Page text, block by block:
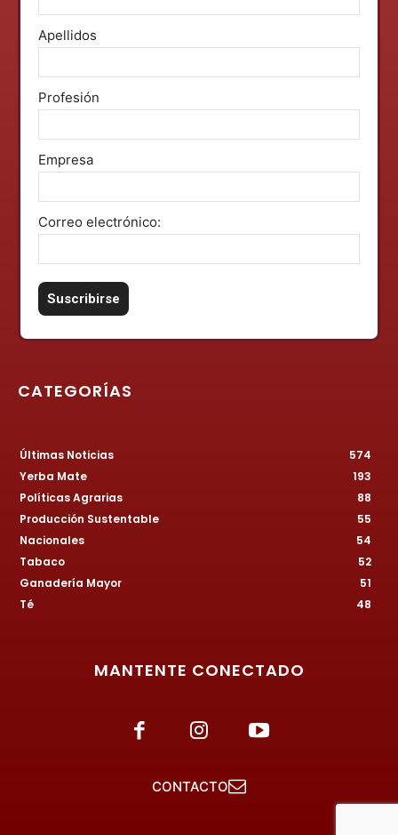
Apellidos
Profesión
Empresa
Correo electrónico:
CATEGORÍAS
Últimas Noticias
574
Yerba Mate
193
Políticas Agrarias
88
Producción Sustentable
55
Nacionales
54
Tabaco
52
Ganadería Mayor
51
Té
48
MANTENTE CONECTADO
CONTACTO